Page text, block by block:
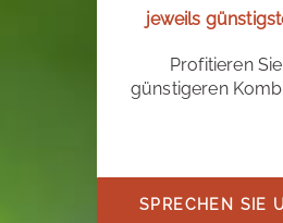
jeweils
Profitieren
günstigeren
SPRECHEN SIE